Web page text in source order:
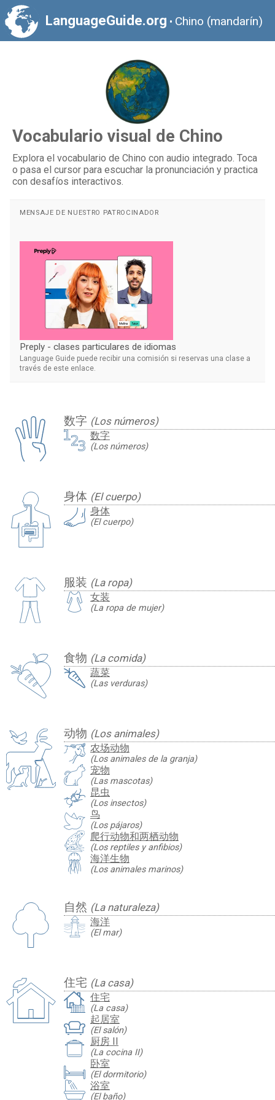
LanguageGuide.org • Chino (mandarín)
Vocabulario visual de Chino
Explora el vocabulario de Chino con audio integrado. Toca
o pasa el cursor para escuchar la pronunciación y practica
con desafíos interactivos.
数字 (Los números)
数字
(Los números)
身体 (El cuerpo)
身体
(El cuerpo)
服装 (La ropa)
女装
(La ropa de mujer)
食物 (La comida)
蔬菜
(Las verduras)
动物 (Los animales)
农场动物
(Los animales de la granja)
宠物
(Las mascotas)
昆虫
(Los insectos)
鸟
(Los pájaros)
爬行动物和两栖动物
(Los reptiles y anfibios)
海洋生物
(Los animales marinos)
自然 (La naturaleza)
海洋
(El mar)
住宅 (La casa)
住宅
(La casa)
起居室
(El salón)
厨房 II
(La cocina II)
卧室
(El dormitorio)
浴室
(El baño)
MENSAJE DE NUESTRO PATROCINADOR
Preply - clases particulares de idiomas
Language Guide puede recibir una comisión si reservas una clase a
través de este enlace.